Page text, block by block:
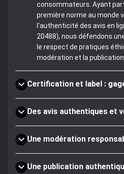
consommateurs. Ayant
première norme au monde
l'authenticité des avis en
20488), nous défendons
le respect de pratiques
modération et la
Certification et label :
Des avis authentiques et
Une modération
Une publication